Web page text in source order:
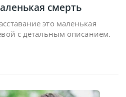
смерть
это маленькая
с детальным описанием.